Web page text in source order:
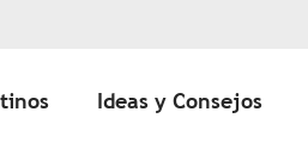
Ideas y Consejos